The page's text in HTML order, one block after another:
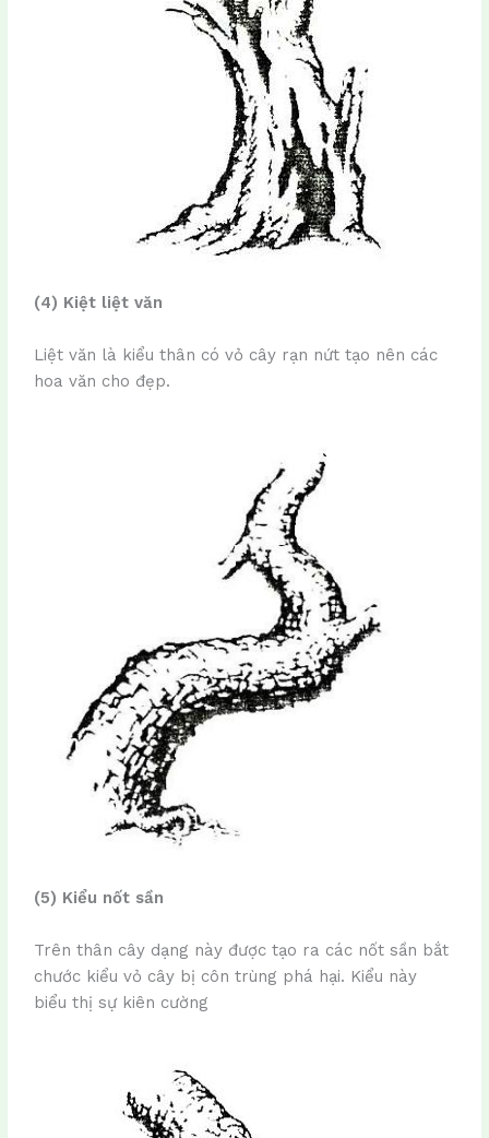
(4) Kiệt liệt văn
Liệt văn là kiểu thân có vỏ cây rạn nứt tạo nên các
hoa văn cho đẹp.
(5) Kiểu nốt sần
Trên thân cây dạng này được tạo ra các nốt sần bắt
chước kiểu vỏ cây bị côn trùng phá hại. Kiểu này
biểu thị sự kiên cường